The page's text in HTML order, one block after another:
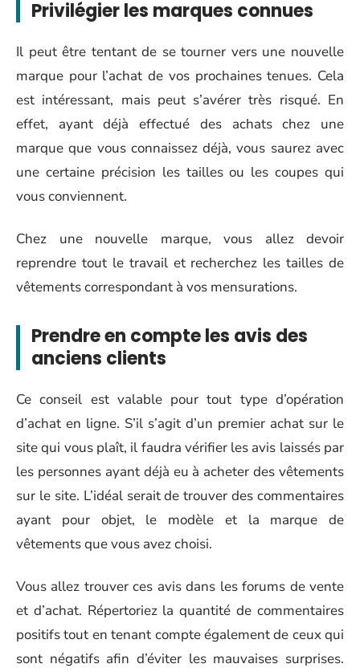
Privilégier les marques connues
Il peut être tentant de se tourner vers une nouvelle
marque pour l’achat de vos prochaines tenues. Cela
est intéressant, mais peut s’avérer très risqué. En
effet, ayant déjà effectué des achats chez une
marque que vous connaissez déjà, vous saurez avec
une certaine précision les tailles ou les coupes qui
vous conviennent.
Chez une nouvelle marque, vous allez devoir
reprendre tout le travail et recherchez les tailles de
vêtements correspondant à vos mensurations.
Prendre en compte les avis des
anciens clients
Ce conseil est valable pour tout type d’opération
d’achat en ligne. S’il s’agit d’un premier achat sur le
site qui vous plaît, il faudra vérifier les avis laissés par
les personnes ayant déjà eu à acheter des vêtements
sur le site. L’idéal serait de trouver des commentaires
ayant pour objet, le modèle et la marque de
vêtements que vous avez choisi.
Vous allez trouver ces avis dans les forums de vente
et d’achat. Répertoriez la quantité de commentaires
positifs tout en tenant compte également de ceux qui
sont négatifs afin d’éviter les mauvaises surprises.